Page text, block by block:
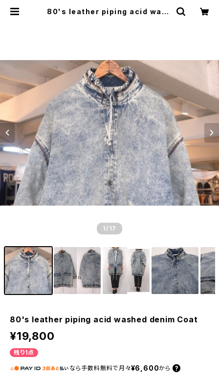
80's leather piping acid wash
1 /17
80's leather piping acid washed denim Coat
¥19,800
残り1点
なら 手数料無料で 月々¥6,600から